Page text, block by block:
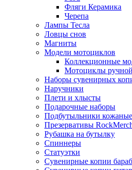
Фляги Керамика
Черепа
Лампы Тесла
Ловцы снов
Магниты
Модели мотоциклов
Коллекционные
Мотоциклы
Наборы сувенирных
Наручники
Плети и хлысты
Подарочные наборы
Подбутыльники кожаные
Презервативы
Рубашка на бутылку
Спиннеры
Статуэтки
Сувенирные копии